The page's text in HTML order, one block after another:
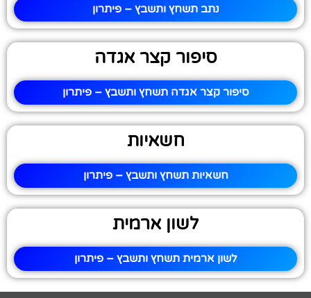
נתב תשחץ ותשבץ – פיתרון
סיפור קצר אגדה
סיפור קצר אגדה תשחץ ותשבץ – פיתרון
חשאיות
חשאיות תשחץ ותשבץ – פיתרון
לשון ארמית
לשון ארמית תשחץ ותשבץ – פיתרון